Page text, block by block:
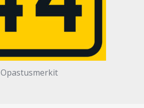
Opastusmerkit